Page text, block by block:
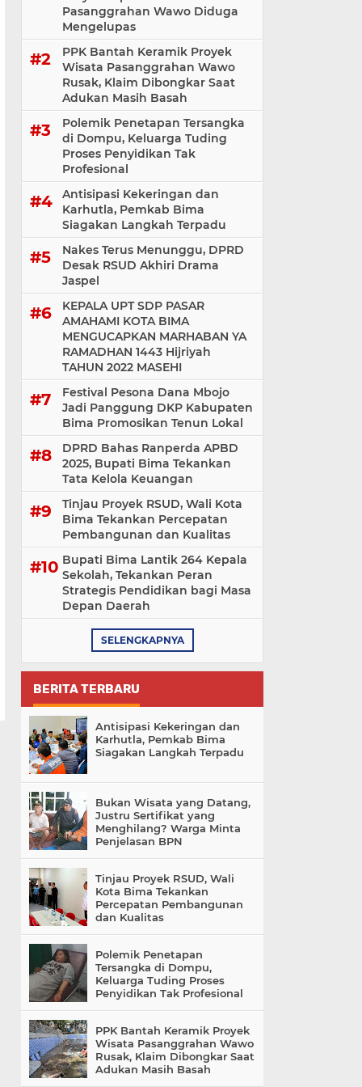
Pasanggrahan Wawo Diduga
Mengelupas
PPK Bantah Keramik Proyek
Wisata Pasanggrahan Wawo
Rusak, Klaim Dibongkar Saat
Adukan Masih Basah
Polemik Penetapan Tersangka
di Dompu, Keluarga Tuding
Proses Penyidikan Tak
Profesional
Antisipasi Kekeringan dan
Karhutla, Pemkab Bima
Siagakan Langkah Terpadu
Nakes Terus Menunggu, DPRD
Desak RSUD Akhiri Drama
Jaspel
KEPALA UPT SDP PASAR
AMAHAMI KOTA BIMA
MENGUCAPKAN MARHABAN YA
RAMADHAN 1443 Hijriyah
TAHUN 2022 MASEHI
Festival Pesona Dana Mbojo
Jadi Panggung DKP Kabupaten
Bima Promosikan Tenun Lokal
DPRD Bahas Ranperda APBD
2025, Bupati Bima Tekankan
Tata Kelola Keuangan
Tinjau Proyek RSUD, Wali Kota
Bima Tekankan Percepatan
Pembangunan dan Kualitas
Bupati Bima Lantik 264 Kepala
Sekolah, Tekankan Peran
Strategis Pendidikan bagi Masa
Depan Daerah
SELENGKAPNYA
BERITA TERBARU
Antisipasi Kekeringan dan
Karhutla, Pemkab Bima
Siagakan Langkah Terpadu
Bukan Wisata yang Datang,
Justru Sertifikat yang
Menghilang? Warga Minta
Penjelasan BPN
Tinjau Proyek RSUD, Wali
Kota Bima Tekankan
Percepatan Pembangunan
dan Kualitas
Polemik Penetapan
Tersangka di Dompu,
Keluarga Tuding Proses
Penyidikan Tak Profesional
PPK Bantah Keramik Proyek
Wisata Pasanggrahan Wawo
Rusak, Klaim Dibongkar Saat
Adukan Masih Basah